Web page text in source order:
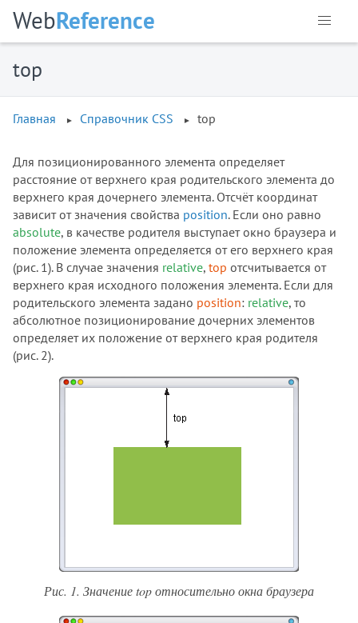
WebReference
top
Главная Справочник CSS top
Для позиционированного элемента определяет
расстояние от верхнего края родительского элемента до
верхнего края дочернего элемента. Отсчёт координат
зависит от значения свойства position. Если оно равно
absolute, в качестве родителя выступает окно браузера и
положение элемента определяется от его верхнего края
(рис. 1). В случае значения relative, top отсчитывается от
верхнего края исходного положения элемента. Если для
родительского элемента задано position: relative, то
абсолютное позиционирование дочерних элементов
определяет их положение от верхнего края родителя
(рис. 2).
Рис. 1. Значение top относительно окна браузера
direction
display
filter
flex
flex-basis
flex-flow
flex-grow
flex-shrink
flex-wrap
float
font
font-family
font-kerning
font-size
font-stretch
font-style
font-variant
grid-row-start
height
hyphenate-character